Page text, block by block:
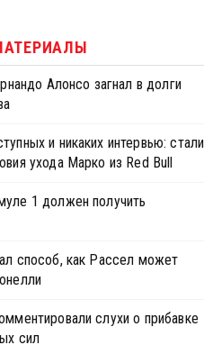
Алонсо загнал в долги
и никаких интервью: стали
ухода Марко из Red Bull
1 должен получить
способ, как Рассел может
слухи о прибавке
сил